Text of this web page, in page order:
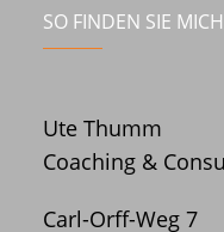
SO FINDEN SIE MICH
Ute Thumm
Coaching &
Carl-Orff-Weg 7